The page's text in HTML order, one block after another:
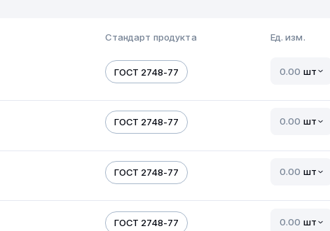
Стандарт продукта Ед. изм.
ГОСТ 2748-77 шт
ГОСТ 2748-77 шт
ГОСТ 2748-77 шт
ГОСТ 2748-77 шт